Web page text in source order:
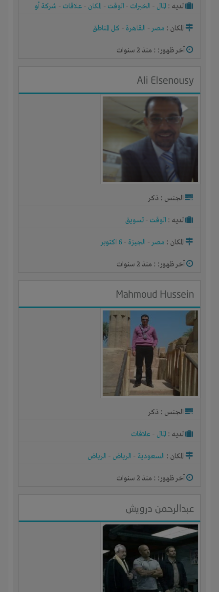
لديـه : المال - الخبرات - الوقت - المكان - علاقات - شركة أو
المكان : مصر- القاهرة - كل المناطق
آخر ظهور: : منذ 2 سنوات
Ali Elsenousy
الجنس : ذكر
لديـه : الوقت - تسويق
المكان : مصر- الجيزة - 6 اكتوبر
آخر ظهور: : منذ 2 سنوات
Mahmoud Hussein
الجنس : ذكر
لديـه : المال - علاقات
المكان : السعودية - الرياض - الرياض
آخر ظهور: : منذ 2 سنوات
عبدالرحمن درويش